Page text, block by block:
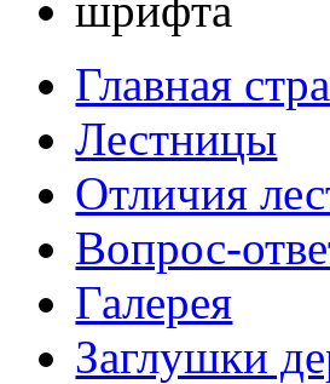
Главная
Лестницы
Отличия
Вопрос-
Галерея
Заглушки